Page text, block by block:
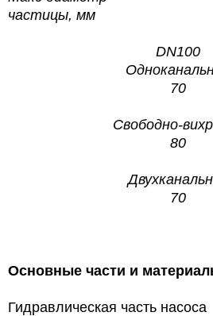
частицы, мм
DN100
70
Свободно-
80
70
Основные части и
Гидравлическая часть насоса